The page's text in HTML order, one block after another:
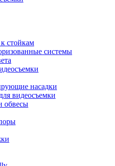
стойкам
системы
насадки
видеосъемки
обвесы